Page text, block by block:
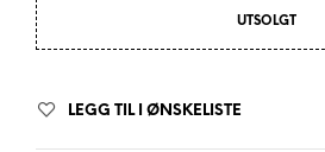
UTSOLGT
LEGG TIL I ØNSKELISTE